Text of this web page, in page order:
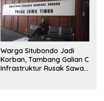
Warga Situbondo Jadi
Korban, Tambang Galian C
Infrastruktur Rusak Sawah